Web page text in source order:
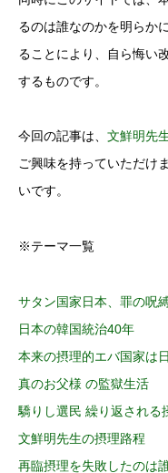
るのは誰なのかを明らか
ることにより、自ら悔い
するものです。
今回の記事は、 文鮮明先
ご興味を持っていただけ
いです。
※テーマ一覧
サタン国家日本、罪の呪
日本の韓国統治40年
本来の摂理的エバ国家は
真のお父様 の監獄生活
驕りし選民 繰り返される
文鮮明先生の摂理路程
再臨摂理を失敗したのは